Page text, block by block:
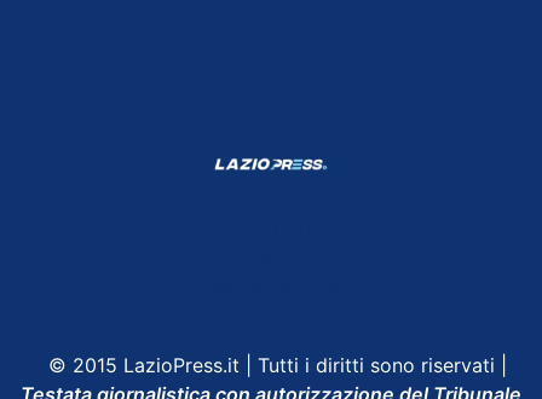
© 2015 LazioPress.it | Tutti i diritti sono riservati |
Testata giornalistica con autorizzazione del Tribunale